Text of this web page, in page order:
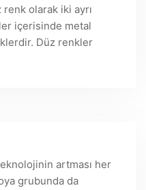
olarak iki ayrı
içerisinde metal
Düz renkler
artması her
grubunda da